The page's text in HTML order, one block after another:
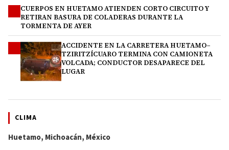
CUERPOS EN HUETAMO ATIENDEN CORTO CIRCUITO Y
RETIRAN BASURA DE COLADERAS DURANTE LA
TORMENTA DE AYER
ACCIDENTE EN LA CARRETERA HUETAMO–
TZIRITZÍCUARO TERMINA CON CAMIONETA
VOLCADA; CONDUCTOR DESAPARECE DEL
LUGAR
CLIMA
Huetamo, Michoacán, México